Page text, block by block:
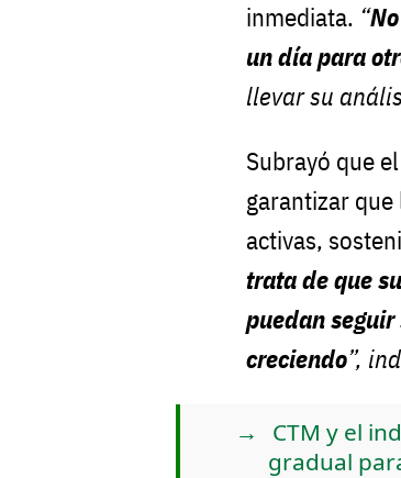
inmediata. “
un día para
llevar su
Subrayó que
garantizar que
activas,
trata de que
puedan
creciendo”,
CTM y el
gradual